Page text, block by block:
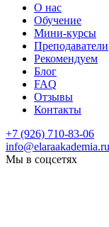
О нас
Обучение
Мини-курсы
Преподаватели
Рекомендуем
Блог
FAQ
Отзывы
Контакты
+7 (926) 710-83-06
info@elaraakademia.ru
Мы в соцсетях